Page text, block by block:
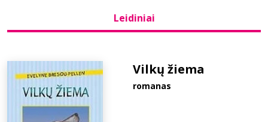
+370 667 80 541
Leidiniai
Vilkų žiema
romanas